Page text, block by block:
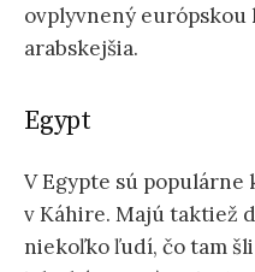
ovplyvnený európskou
arabskejšia.
Egypt
V Egypte sú
v Káhire. Majú taktiež
niekoľko ľudí, čo tam